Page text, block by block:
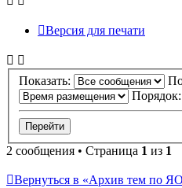
Версия для печати
Показать:
Порядок:
2 сообщения • Страница 1 из 1
Вернуться в «Архив тем по